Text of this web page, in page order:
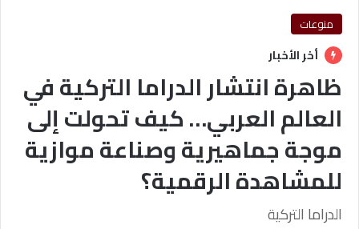
منوعات
أخر الأخبار
ظاهرة انتشار الدراما التركية في
العالم العربي… كيف تحولت إلى
موجة جماهيرية وصناعة موازية
للمشاهدة الرقمية؟
الدراما التركية